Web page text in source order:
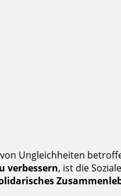
Ungleichheiten
verbessern, ist die